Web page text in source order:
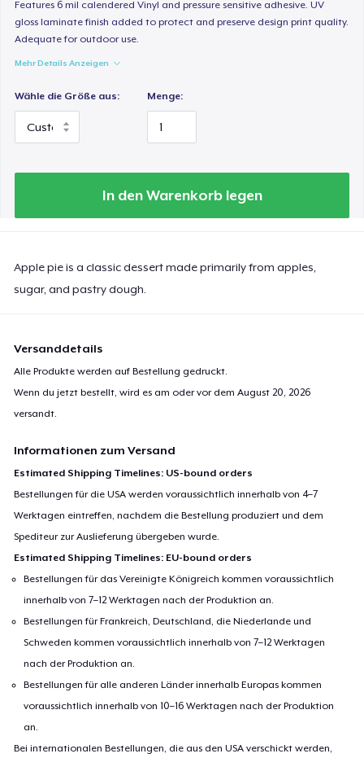
Features 6 mil calendered Vinyl and pressure sensitive adhesive. UV
gloss laminate finish added to protect and preserve design print quality.
Adequate for outdoor use.
Mehr Details Anzeigen
Wähle die Größe aus: Menge:
In den Warenkorb legen
Apple pie is a classic dessert made primarily from apples,
sugar, and pastry dough.
Versanddetails
Alle Produkte werden auf Bestellung gedruckt.
Wenn du jetzt bestellt, wird es am oder vor demAugust 20, 2026
versandt.
Informationen zum Versand
Estimated Shipping Timelines: US-bound orders
Bestellungen für die USA werden voraussichtlich innerhalb von 4–7
Werktagen eintreffen, nachdem die Bestellung produziert und dem
Spediteur zur Auslieferung übergeben wurde.
Estimated Shipping Timelines: EU-bound orders
Bestellungen für das Vereinigte Königreich kommen voraussichtlich
innerhalb von 7–12 Werktagen nach der Produktion an.
Bestellungen für Frankreich, Deutschland, die Niederlande und
Schweden kommen voraussichtlich innerhalb von 7–12 Werktagen
nach der Produktion an.
Bestellungen für alle anderen Länder innerhalb Europas kommen
voraussichtlich innerhalb von 10–16 Werktagen nach der Produktion
an.
Bei internationalen Bestellungen, die aus den USA verschickt werden,
32,99 $
21,99 $
Classic Long Sleeve Tee
28,99 $